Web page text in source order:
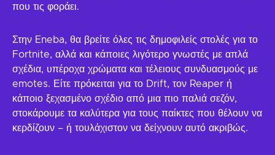
που τις φοράει.
Στην Eneba, θα βρείτε όλες τις δημοφιλείς στολές για το
Fortnite, αλλά και κάποιες λιγότερο γνωστές με απλά
σχέδια, υπέροχα χρώματα και τέλειους συνδυασμούς με
emotes. Είτε πρόκειται για το Drift, τον Reaper ή
κάποιο ξεχασμένο σχέδιο από μια πιο παλιά σεζόν,
στοκάρουμε τα καλύτερα για τους παίκτες που θέλουν να
κερδίζουν – ή τουλάχιστον να δείχνουν αυτό ακριβώς.